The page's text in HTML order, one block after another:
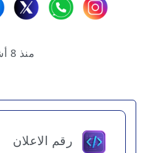
منذ 8 أشهر
رقم الاعلان